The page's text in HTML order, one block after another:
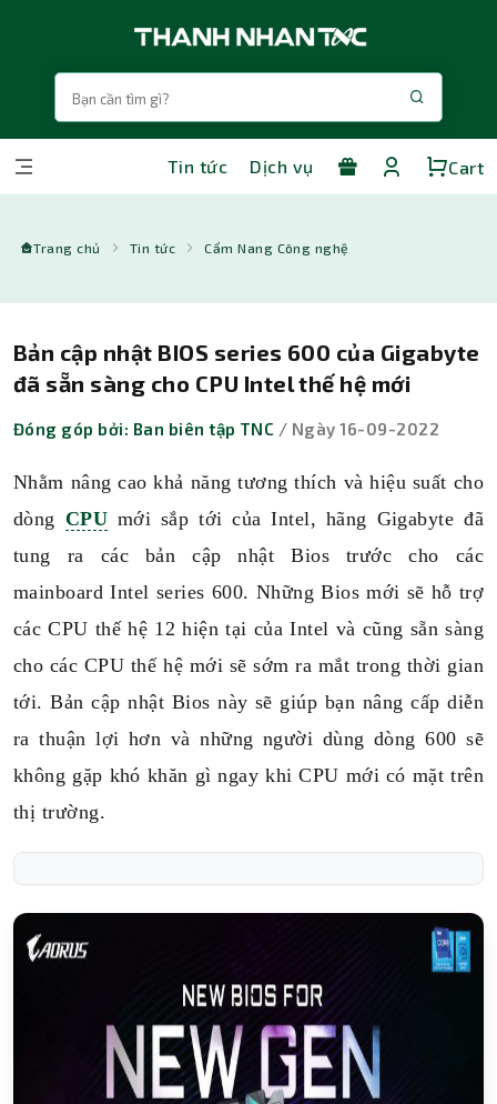
Tin tức Dịch vụ Cart
Trang chủ Tin tức Cẩm Nang Công nghệ
Bản cập nhật BIOS series 600 của Gigabyte
đã sẵn sàng cho CPU Intel thế hệ mới
Đóng góp bởi: Ban biên tập TNC / Ngày 16-09-2022
Nhằm nâng cao khả năng tương thích và hiệu suất cho
dòng CPU mới sắp tới của Intel, hãng Gigabyte đã
tung ra các bản cập nhật Bios trước cho các
mainboard Intel series 600. Những Bios mới sẽ hỗ trợ
các CPU thế hệ 12 hiện tại của Intel và cũng sẵn sàng
cho các CPU thế hệ mới sẽ sớm ra mắt trong thời gian
tới. Bản cập nhật Bios này sẽ giúp bạn nâng cấp diễn
ra thuận lợi hơn và những người dùng dòng 600 sẽ
không gặp khó khăn gì ngay khi CPU mới có mặt trên
thị trường.